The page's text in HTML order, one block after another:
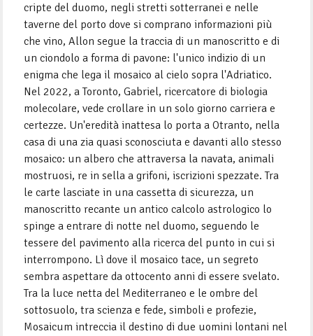
cripte del duomo, negli stretti sotterranei e nelle
taverne del porto dove si comprano informazioni più
che vino, Allon segue la traccia di un manoscritto e di
un ciondolo a forma di pavone: l'unico indizio di un
enigma che lega il mosaico al cielo sopra l'Adriatico.
Nel 2022, a Toronto, Gabriel, ricercatore di biologia
molecolare, vede crollare in un solo giorno carriera e
certezze. Un'eredità inattesa lo porta a Otranto, nella
casa di una zia quasi sconosciuta e davanti allo stesso
mosaico: un albero che attraversa la navata, animali
mostruosi, re in sella a grifoni, iscrizioni spezzate. Tra
le carte lasciate in una cassetta di sicurezza, un
manoscritto recante un antico calcolo astrologico lo
spinge a entrare di notte nel duomo, seguendo le
tessere del pavimento alla ricerca del punto in cui si
interrompono. Lì dove il mosaico tace, un segreto
sembra aspettare da ottocento anni di essere svelato.
Tra la luce netta del Mediterraneo e le ombre del
sottosuolo, tra scienza e fede, simboli e profezie,
Mosaicum intreccia il destino di due uomini lontani nel